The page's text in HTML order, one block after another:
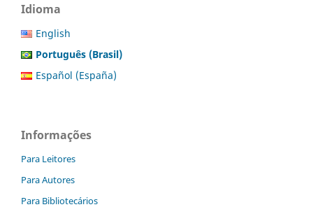
Idioma
English
Português (Brasil)
Español (España)
Informações
Para Leitores
Para Autores
Para Bibliotecários